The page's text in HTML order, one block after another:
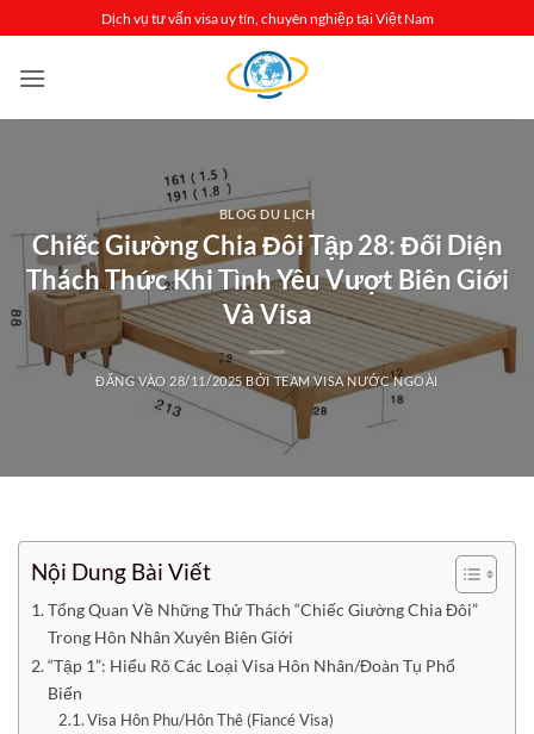
qua
nội
Dịch vụ tư vấn visa uy tín, chuyên nghiệp tại Việt Nam
BLOG DU LỊCH
Chiếc Giường Chia Đôi Tập 28: Đối Diện
Thách Thức Khi Tình Yêu Vượt Biên Giới
Và Visa
ĐĂNG VÀO 28/11/2025 BỞITEAM VISA NƯỚC NGOÀI
Nội Dung Bài Viết
Tổng Quan Về Những Thử Thách “Chiếc Giường Chia Đôi”
Trong Hôn Nhân Xuyên Biên Giới
“Tập 1”: Hiểu Rõ Các Loại Visa Hôn Nhân/Đoàn Tụ Phổ
Biến
Visa Hôn Phu/Hôn Thê (Fiancé Visa)